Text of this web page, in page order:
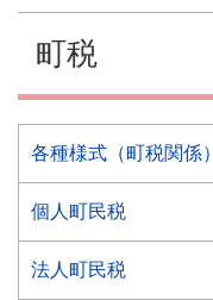
町税
各種様式（町税関係）
個人町民税
法人町民税